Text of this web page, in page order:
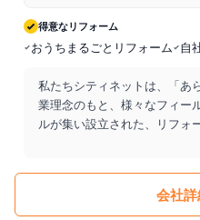
得意なリフォーム
おうちまるごとリフォーム 自
私たちシティネットは、「あ
業理念のもと、様々なフィー
ルが集い設立された、リフォ
会社